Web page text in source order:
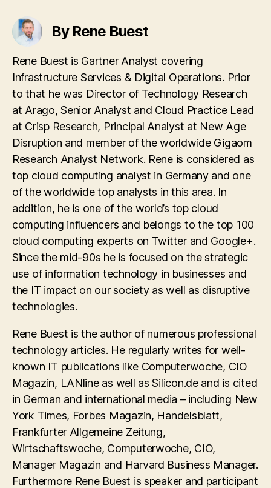
By Rene Buest
Rene Buest is Gartner Analyst covering
Infrastructure Services & Digital Operations. Prior
to that he was Director of Technology Research
at Arago, Senior Analyst and Cloud Practice Lead
at Crisp Research, Principal Analyst at New Age
Disruption and member of the worldwide Gigaom
Research Analyst Network. Rene is considered as
top cloud computing analyst in Germany and one
of the worldwide top analysts in this area. In
addition, he is one of the world’s top cloud
computing influencers and belongs to the top 100
cloud computing experts on Twitter and Google+.
Since the mid-90s he is focused on the strategic
use of information technology in businesses and
the IT impact on our society as well as disruptive
technologies.
Rene Buest is the author of numerous professional
technology articles. He regularly writes for well-
known IT publications like Computerwoche, CIO
Magazin, LANline as well as Silicon.de and is cited
in German and international media – including New
York Times, Forbes Magazin, Handelsblatt,
Frankfurter Allgemeine Zeitung,
Wirtschaftswoche, Computerwoche, CIO,
Manager Magazin and Harvard Business Manager.
Furthermore Rene Buest is speaker and participant